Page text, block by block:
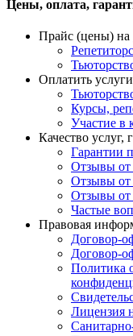
Цены, оплата,
Прайс (цены) на
Оплатить
Курсы,
Участие в
Качество услуг,
Гарантии
Отзывы от
Отзывы от
Отзывы от
Частые
Правовая
Договор-
Договор-
Политика
Лицензия